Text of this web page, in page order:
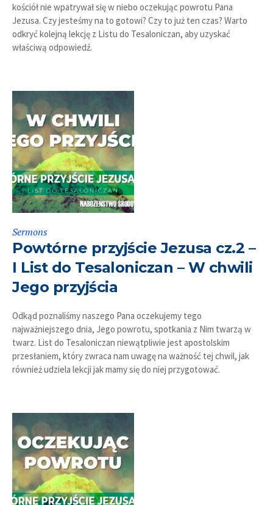
kościół nie wpatrywał się w niebo oczekując powrotu Pana
Jezusa. Czy jesteśmy na to gotowi? Czy to już ten czas? Warto
odkryć kolejną lekcję z Listu do Tesaloniczan, aby uzyskać
właściwą odpowiedź.
Sermons
Powtórne przyjście Jezusa cz.2 –
I List do Tesaloniczan – W chwili
Jego przyjścia
Odkąd poznaliśmy naszego Pana oczekujemy tego
najważniejszego dnia, Jego powrotu, spotkania z Nim twarzą w
twarz. List do Tesaloniczan niewątpliwie jest apostolskim
przesłaniem, który zwraca nam uwagę na ważność tej chwil, jak
również udziela lekcji jak mamy się do niej przygotować.